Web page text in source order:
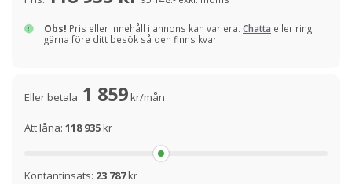
Obs! Pris eller innehåll i annons kan variera. Chatta eller ring
gärna före ditt besök så den finns kvar
Eller betala 1 859kr/mån
Att låna: 118 935kr
Kontantinsats: 23 787kr